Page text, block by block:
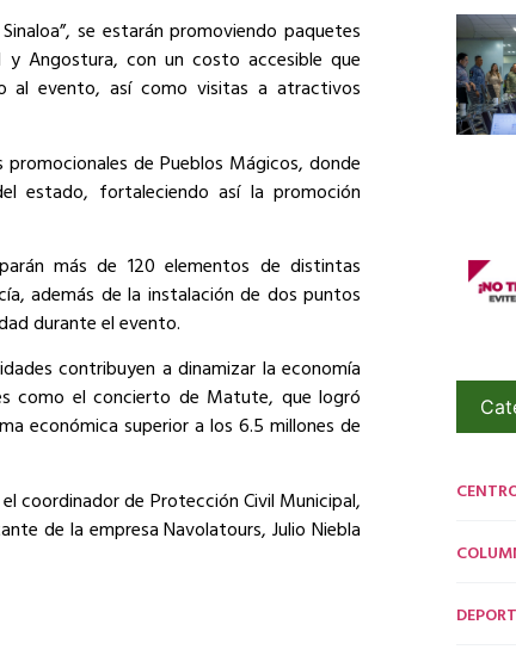
se estarán promoviendo paquetes
y Angostura, con un costo accesible que
al evento, así como visitas a atractivos
de Pueblos Mágicos, donde
estado, fortaleciendo así la promoción
más de 120 elementos de distintas
además de la instalación de dos puntos
durante el evento.
contribuyen a dinamizar la economía
como el concierto de Matute, que logró
económica superior a los 6.5 millones de
coordinador de Protección Civil Municipal,
de la empresa Navolatours, Julio Niebla